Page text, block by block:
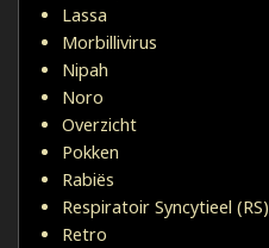
Lassa
Morbillivirus
Nipah
Noro
Overzicht
Pokken
Rabiës
Respiratoir Syncytieel (RS)
Retro